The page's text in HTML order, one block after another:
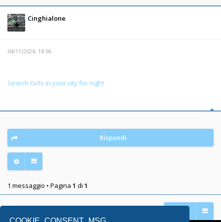
Cinghialone
04/11/2024, 18:06
Search Girls in your city for night
Rispondi
1 messaggio • Pagina 1 di 1